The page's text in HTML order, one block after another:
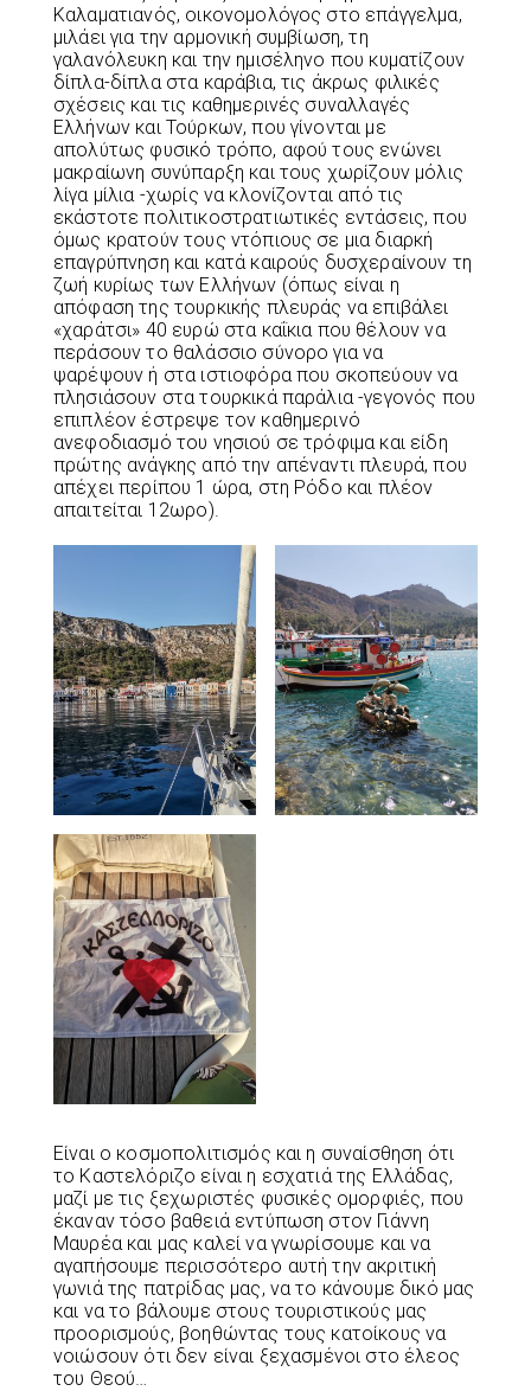
Καλαματιανός, οικονομολόγος στο επάγγελμα,
μιλάει για την αρμονική συμβίωση, τη
γαλανόλευκη και την ημισέληνο που κυματίζουν
δίπλα-δίπλα στα καράβια, τις άκρως φιλικές
σχέσεις και τις καθημερινές συναλλαγές
Ελλήνων και Τούρκων, που γίνονται με
απολύτως φυσικό τρόπο, αφού τους ενώνει
μακραίωνη συνύπαρξη και τους χωρίζουν μόλις
λίγα μίλια -χωρίς να κλονίζονται από τις
εκάστοτε πολιτικοστρατιωτικές εντάσεις, που
όμως κρατούν τους ντόπιους σε μια διαρκή
επαγρύπνηση και κατά καιρούς δυσχεραίνουν τη
ζωή κυρίως των Ελλήνων (όπως είναι η
απόφαση της τουρκικής πλευράς να επιβάλει
«χαράτσι» 40 ευρώ στα καΐκια που θέλουν να
περάσουν το θαλάσσιο σύνορο για να
ψαρέψουν ή στα ιστιοφόρα που σκοπεύουν να
πλησιάσουν στα τουρκικά παράλια -γεγονός που
επιπλέον έστρεψε τον καθημερινό
ανεφοδιασμό του νησιού σε τρόφιμα και είδη
πρώτης ανάγκης από την απέναντι πλευρά, που
απέχει περίπου 1 ώρα, στη Ρόδο και πλέον
απαιτείται 12ωρο).
Είναι ο κοσμοπολιτισμός και η συναίσθηση ότι
το Καστελόριζο είναι η εσχατιά της Ελλάδας,
μαζί με τις ξεχωριστές φυσικές ομορφιές, που
έκαναν τόσο βαθειά εντύπωση στον Γιάννη
Μαυρέα και μας καλεί να γνωρίσουμε και να
αγαπήσουμε περισσότερο αυτή την ακριτική
γωνιά της πατρίδας μας, να το κάνουμε δικό μας
και να το βάλουμε στους τουριστικούς μας
προορισμούς, βοηθώντας τους κατοίκους να
νοιώσουν ότι δεν είναι ξεχασμένοι στο έλεος
του Θεού…